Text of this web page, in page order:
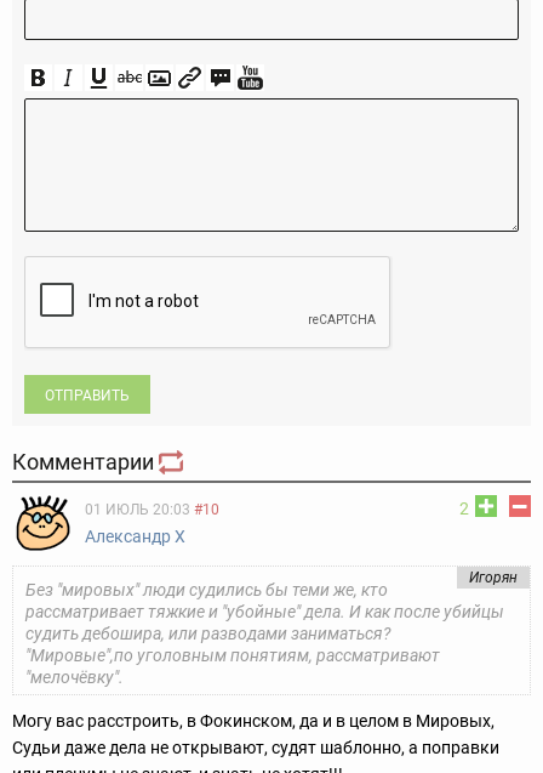
ОТПРАВИТЬ
Комментарии
2
01 ИЮЛЬ 20:03 #10
Александр Х
Игорян
Без "мировых" люди судились бы теми же, кто
рассматривает тяжкие и "убойные" дела. И как после убийцы
судить дебошира, или разводами заниматься?
"Мировые",по уголовным понятиям, рассматривают
"мелочёвку".
Могу вас расстроить, в Фокинском, да и в целом в Мировых,
Судьи даже дела не открывают, судят шаблонно, а поправки